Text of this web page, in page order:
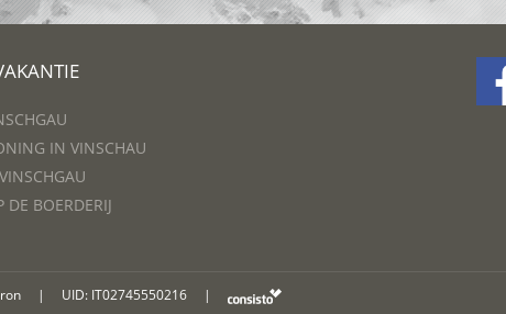
IN VINSCHAU
DE BOERDERIJ
| UID: IT02745550216 |